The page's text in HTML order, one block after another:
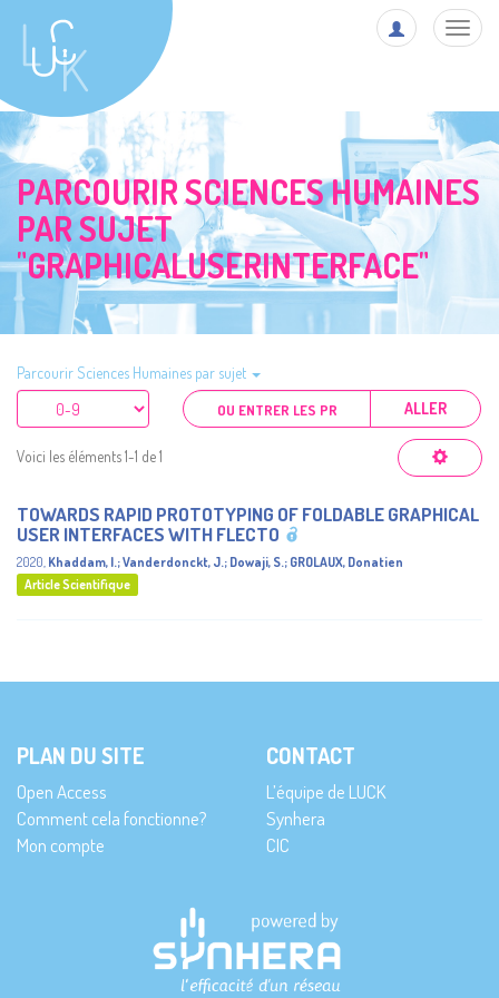
PARCOURIR SCIENCES HUMAINES
PAR SUJET
"GRAPHICALUSERINTERFACE"
Parcourir Sciences Humaines par sujet
ALLER
Voici les éléments 1-1 de 1
TOWARDS RAPID PROTOTYPING OF FOLDABLE GRAPHICAL
USER INTERFACES WITH FLECTO
2020, Khaddam, I.;Vanderdonckt, J.; Dowaji, S.; GROLAUX, Donatien
Article Scientifique
PLAN DU SITE
Open Access
Comment cela fonctionne?
Mon compte
CONTACT
L’équipe de LUCK
Synhera
CIC